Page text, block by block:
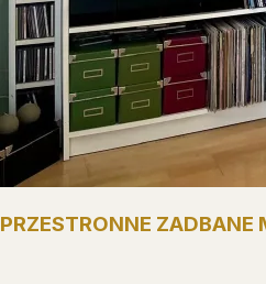
PRZESTRONNE ZADBANE